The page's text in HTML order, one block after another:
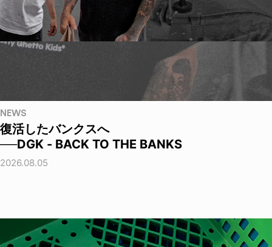
NEWS
復活したバンクスへ
──DGK - BACK TO THE BANKS
2026.08.05